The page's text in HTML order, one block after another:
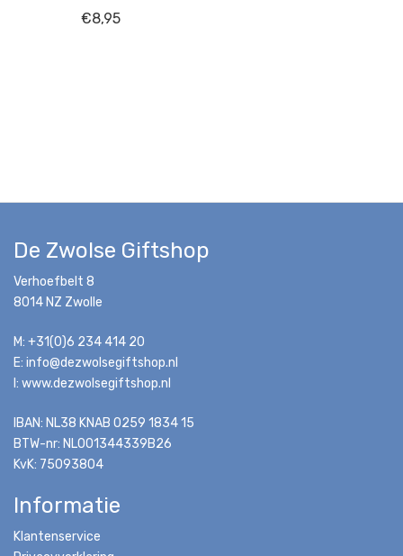
€8,95
De Zwolse Giftshop
Verhoefbelt 8
8014 NZ Zwolle
M: +31(0)6 234 414 20
E: info@dezwolsegiftshop.nl
I: www.dezwolsegiftshop.nl
IBAN: NL38 KNAB 0259 1834 15
BTW-nr: NL001344339B26
KvK: 75093804
Informatie
Klantenservice